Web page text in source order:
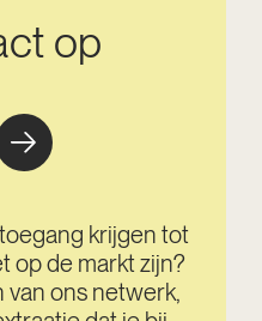
op
krijgen tot
op de markt zijn?
van ons netwerk,